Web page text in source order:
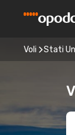
Voli Stati